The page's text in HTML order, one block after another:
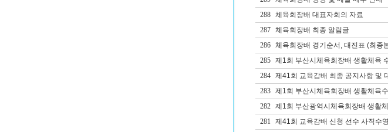
288
체육회장배 대표자회의 자료
287
체육회장배 최종 알림글
286
체육회장배 경기순서, 대진표 (최종
285
제1회 부산시체육회장배 생활체육
284
제41회 교육감배 최종 공지사항 및
283
제1회 부산시체육회장배 생활체육
282
제1회 부산광역시체육회장배 생활
281
제41회 교육감배 신청 선수 사직수